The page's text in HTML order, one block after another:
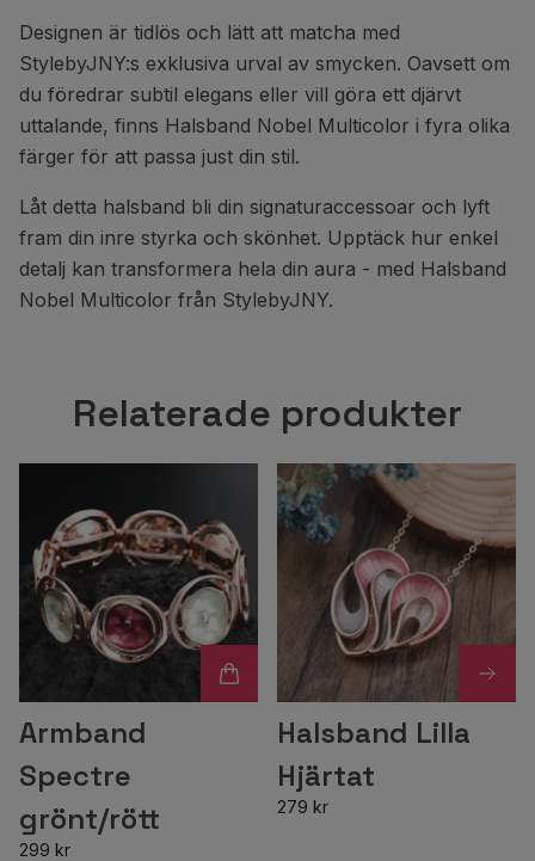
Designen är tidlös och lätt att matcha med
StylebyJNY:s exklusiva urval av smycken. Oavsett om
du föredrar subtil elegans eller vill göra ett djärvt
uttalande, finns Halsband Nobel Multicolor i fyra olika
färger för att passa just din stil.
Låt detta halsband bli din signaturaccessoar och lyft
fram din inre styrka och skönhet. Upptäck hur enkel
detalj kan transformera hela din aura - med Halsband
Nobel Multicolor från StylebyJNY.
Relaterade produkter
Armband
Spectre
grönt/rött
299 kr
Halsband Lilla
Hjärtat
279 kr